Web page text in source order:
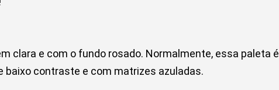
clara e com o fundo rosado. Normalmente, essa paleta é
baixo contraste e com matrizes azuladas.